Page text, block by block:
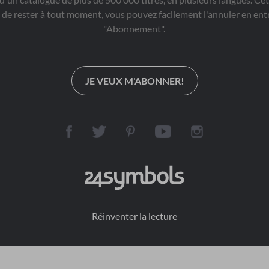
rester à tout moment, vous pouvez facilement l'annuler en
"Abonnement".
JE VEUX M'ABONNER!
Réinventer la lecture